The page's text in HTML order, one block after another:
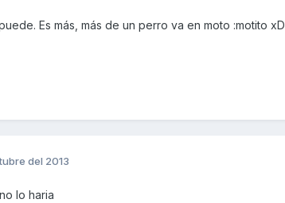
Es más, más de un perro va en moto :motito xD
del 2013
lo haria